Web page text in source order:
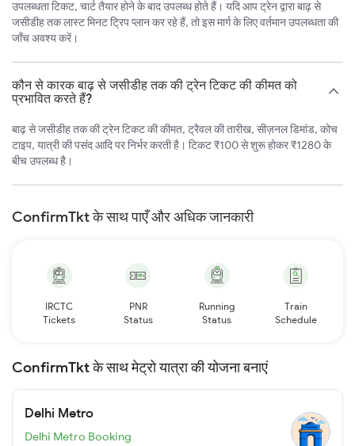
उपलब्धता टिकट, चार्ट तैयार होने के बाद उपलब्ध होते हैं। यदि आप ट्रेन द्वारा बाढ़ से
जसीडीह तक लास्ट मिनट ट्रिप प्लान कर रहे हैं, तो इस मार्ग के लिए वर्तमान उपलब्धता की
जाँच अवश्य करें।
कौन से कारक बाढ़ से जसीडीह तक की ट्रेन टिकट की कीमत को
प्रभावित करते हैं?
बाढ़ से जसीडीह तक की ट्रेन टिकट की कीमत, ट्रैवल की तारीख, सीज़नल डिमांड, कोच
टाइप, यात्री की पसंद आदि पर निर्भर करती है। टिकट ₹100 से शुरू होकर ₹1280 के
बीच उपलब्ध है।
ConfirmTkt के साथ पाएँ और अधिक जानकारी
IRCTC
Tickets
PNR
Status
Running
Status
Train
Schedule
ConfirmTkt के साथ मेट्रो यात्रा की योजना बनाएं
Delhi Metro
Delhi Metro Booking